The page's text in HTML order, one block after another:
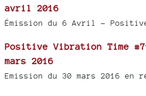
avril 2016
Émission du 6 Avril -
Positive Vibration Time
mars 2016
Emission du 30 mars 2016 en